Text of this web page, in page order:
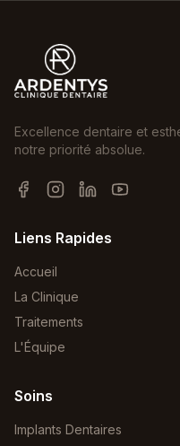
Excellence dentaire et
notre priorité absolue.
Liens Rapides
Accueil
La Clinique
Traitements
L'Équipe
Soins
Implants Dentaires